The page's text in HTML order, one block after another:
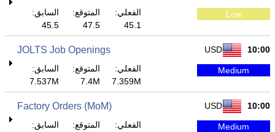
Low
الفعلي:
45.1
المتوقع:
47.5
السابق:
45.5
10:00
USD
JOLTS Job Openings
Medium
الفعلي:
7.359M
المتوقع:
7.4M
السابق:
7.537M
10:00
USD
Factory Orders (MoM)
Medium
الفعلي:
المتوقع:
السابق: